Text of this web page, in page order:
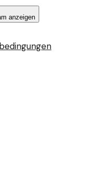
anzeigen